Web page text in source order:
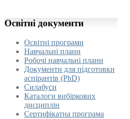
Освітні документи
Освітні програми
Навчальні плани
Робочі навчальні плани
Документи для підготовки
аспірантів (PhD)
Силабуси
Каталоги вибіркових
дисциплін
Сертифікатна програма